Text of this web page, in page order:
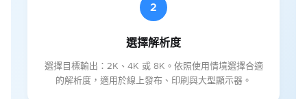
2
選擇解析度
選擇目標輸出：2K、4K 或 8K。依照使用情境選擇合適
的解析度，適用於線上發布、印刷與大型顯示器。